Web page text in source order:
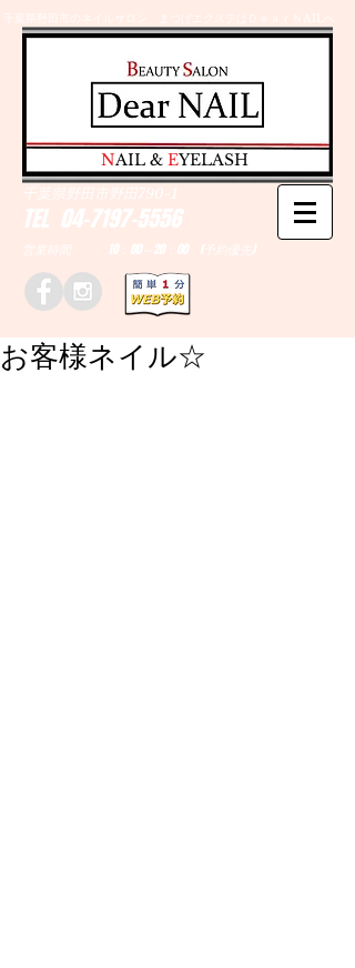
千葉県野田市のネイルサロン、まつげエクステはＤｅａｒＮAILへ
TEL 04-7197-5556
営業時間 10：00～20：00 (予約優先)
千葉県野田市野田790-1
​NAIL & EYELASH
お客様ネイル☆